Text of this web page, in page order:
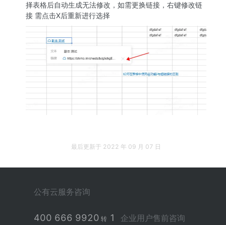
择表格后自动生成无法修改，如需更换链接，右键修改链
接 需点击X后重新进行选择
最后更新于 2022 年 09 月 07 日
公有云服务咨询
400 666 9920 转1 企业用户售前咨询